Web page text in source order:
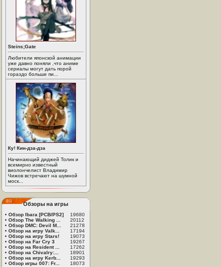
Steins;Gate
Любители японской анимации
уже давно поняли ,что аниме
сериалы могут дать порой
гораздо больше пи...
Ку! Кин-дза-дза
Начинающий диджей Толик и
всемирно известный
виолончелист Владимир
Чижов встречают на шумной
моск...
Обзоры на игры
• Обзор Ibara [PCB/PS2]
19680
• Обзор The Walking ...
20112
• Обзор DMC: Devil M...
21278
• Обзор на игру Valk...
17194
• Обзор на игру Stars!
19073
• Обзор на Far Cry 3
19267
• Обзор на Resident ...
17262
• Обзор на Chivalry:...
18901
• Обзор на игру Kerb...
19293
• Обзор игры 007: Fr... 18073